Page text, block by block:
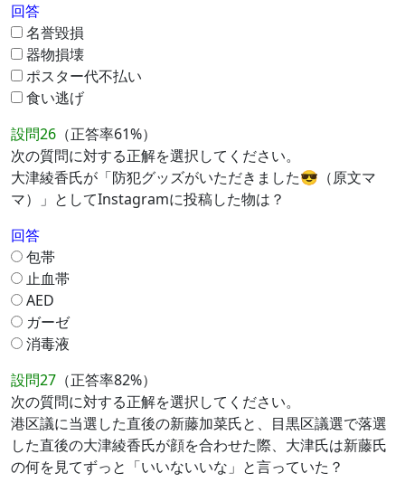
回答
名誉毀損
器物損壊
ポスター代不払い
食い逃げ
設問26 （正答率61%）
次の質問に対する正解を選択してください。
大津綾香氏が「防犯グッズがいただきました😎（原文マ
マ）」としてInstagramに投稿した物は？
回答
包帯
止血帯
AED
ガーゼ
消毒液
設問27 （正答率82%）
次の質問に対する正解を選択してください。
港区議に当選した直後の新藤加菜氏と、目黒区議選で落選
した直後の大津綾香氏が顔を合わせた際、大津氏は新藤氏
の何を見てずっと「いいないいな」と言っていた？